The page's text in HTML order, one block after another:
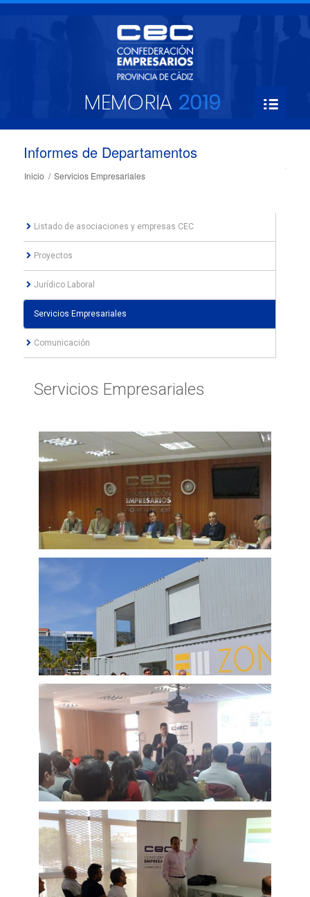
Informes de Departamentos
Inicio / Servicios Empresariales
Listado de asociaciones y empresas CEC
Proyectos
Jurídico Laboral
Servicios Empresariales
Comunicación
Servicios Empresariales